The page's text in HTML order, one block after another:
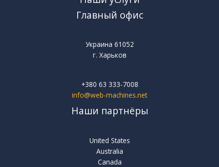
Главный офис
Украина 61052
г. Харьков
+380 63 333-7008
info@web-machines.net
Наши партнёры
United States
Australia
Canada